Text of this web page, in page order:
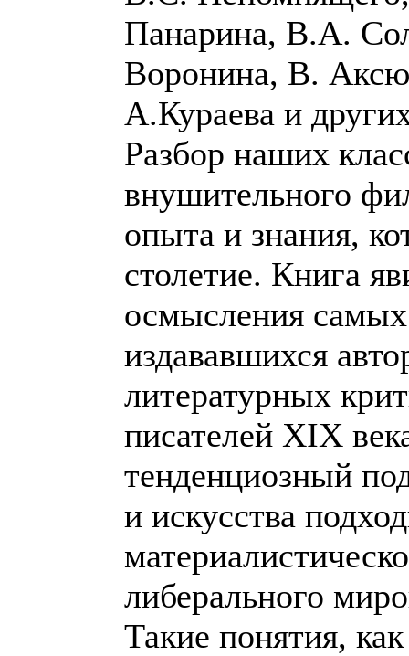
Панарина, В.А.
Воронина, В.
А.Кураева и
Разбор наших
внушительного
опыта и знания,
столетие. Книга
осмысления
издававшихся
литературных
писателей ХIХ
тенденциозный
и искусства
либерального
Такие понятия,